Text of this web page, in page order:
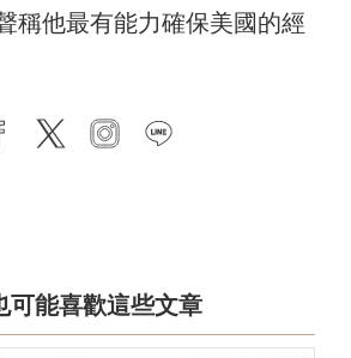
稱他最有能力確保美國的經
facebook
twitter instagram
可能喜歡這些文章